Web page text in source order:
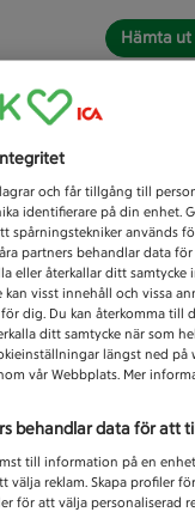
Hämta
efter idag?
Unknown error
och får tillgång till
identifierare på din enhet.
spårningstekniker används
partners behandlar data
eller återkallar ditt samtycke
kan visst innehåll och vissa
dig. Du kan återkomma till
ditt samtycke när som
längst ned på
vår Webbplats. Mer
behandlar data för att
till information på en
välja reklam. Skapa profiler
för att välja personaliserad